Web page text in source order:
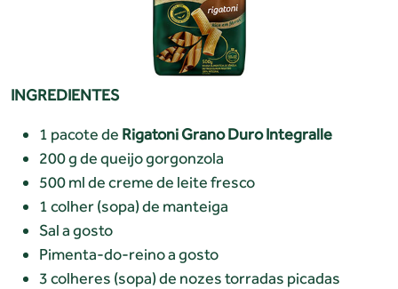
INGREDIENTES
1 pacote de Rigatoni Grano Duro Integralle
200 g de queijo gorgonzola
500 ml de creme de leite fresco
1 colher (sopa) de manteiga
Sal a gosto
Pimenta-do-reino a gosto
3 colheres (sopa) de nozes torradas picadas